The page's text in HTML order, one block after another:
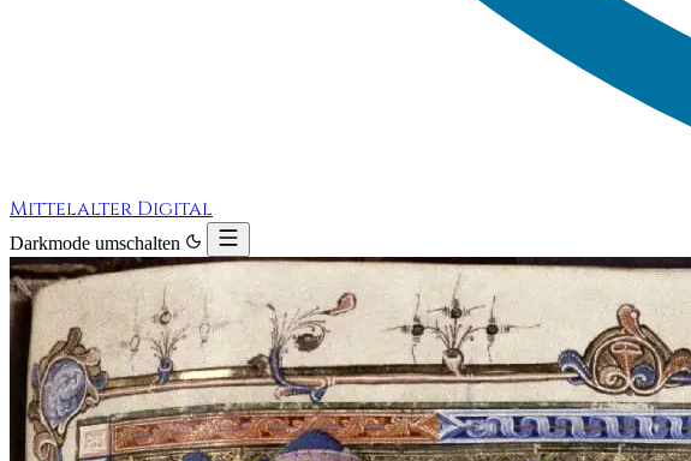
Mittelalter Digital
Darkmode umschalten